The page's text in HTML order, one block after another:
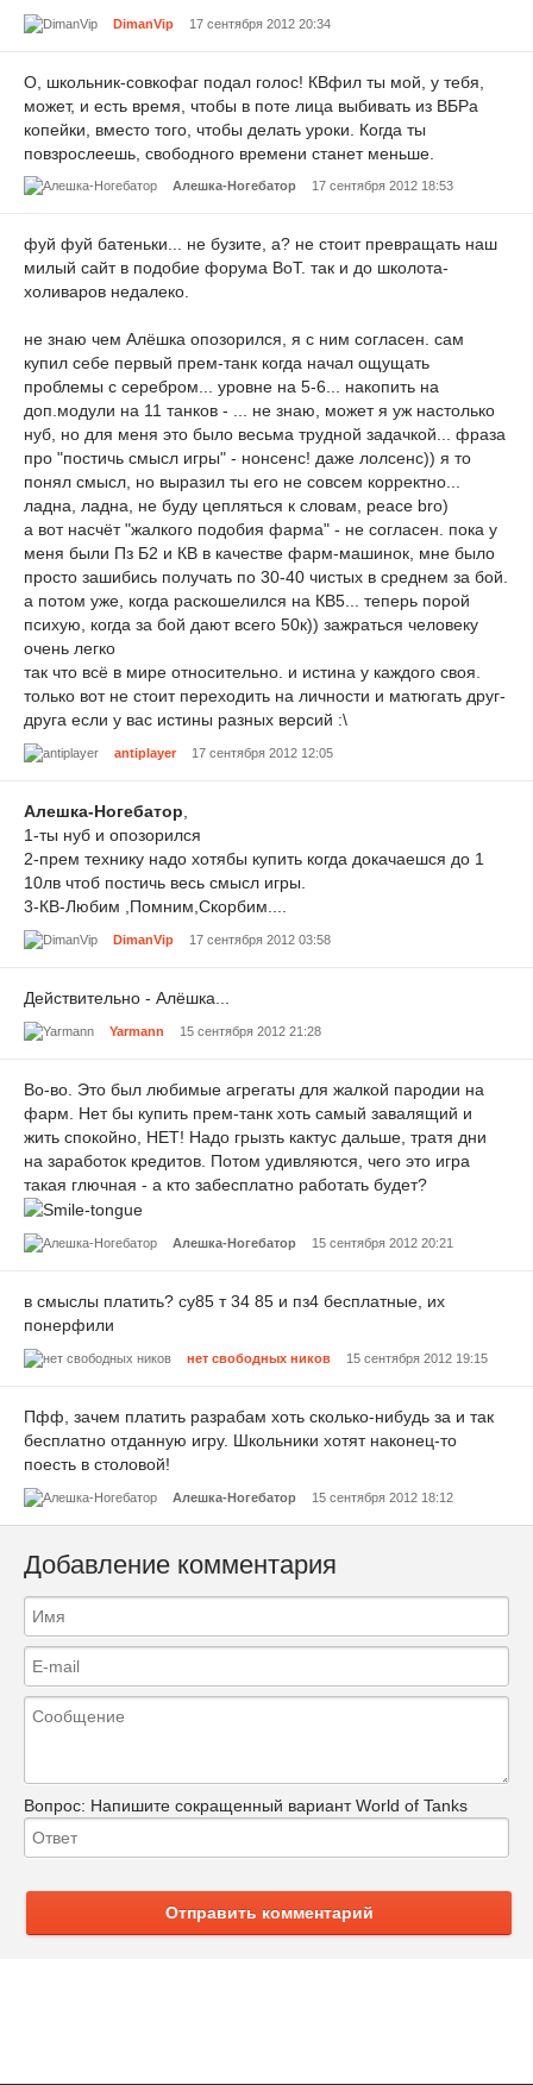
DimanVip 17 сентября 2012 20:34
О, школьник-совкофаг подал голос! КВфил ты мой, у тебя,
может, и есть время, чтобы в поте лица выбивать из ВБРа
копейки, вместо того, чтобы делать уроки. Когда ты
повзрослеешь, свободного времени станет меньше.
Алешка-Ногебатор 17 сентября 2012 18:53
фуй фуй батеньки... не бузите, а? не стоит превращать наш
милый сайт в подобие форума ВоТ. так и до школота-
холиваров недалеко.
не знаю чем Алёшка опозорился, я с ним согласен. сам
купил себе первый прем-танк когда начал ощущать
проблемы с серебром... уровне на 5-6... накопить на
доп.модули на 11 танков - ... не знаю, может я уж настолько
нуб, но для меня это было весьма трудной задачкой... фраза
про "постичь смысл игры" - нонсенс! даже лолсенс)) я то
понял смысл, но выразил ты его не совсем корректно...
ладна, ладна, не буду цепляться к словам, peace bro)
а вот насчёт "жалкого подобия фарма" - не согласен. пока у
меня были Пз Б2 и КВ в качестве фарм-машинок, мне было
просто зашибись получать по 30-40 чистых в среднем за бой.
а потом уже, когда раскошелился на КВ5... теперь порой
психую, когда за бой дают всего 50к)) зажраться человеку
очень легко
так что всё в мире относительно. и истина у каждого своя.
только вот не стоит переходить на личности и матюгать друг-
друга если у вас истины разных версий :\
antiplayer 17 сентября 2012 12:05
Алешка-Ногебатор,
1-ты нуб и опозорился
2-прем технику надо хотябы купить когда докачаешся до 1
10лв чтоб постичь весь смысл игры.
3-КВ-Любим ,Помним,Скорбим....
DimanVip 17 сентября 2012 03:58
Действительно - Алёшка...
Yarmann 15 сентября 2012 21:28
Во-во. Это был любимые агрегаты для жалкой пародии на
фарм. Нет бы купить прем-танк хоть самый завалящий и
жить спокойно, НЕТ! Надо грызть кактус дальше, тратя дни
на заработок кредитов. Потом удивляются, чего это игра
такая глючная - а кто забесплатно работать будет?
Алешка-Ногебатор 15 сентября 2012 20:21
в смыслы платить? су85 т 34 85 и пз4 бесплатные, их
понерфили
нет свободных ников 15 сентября 2012 19:15
Пфф, зачем платить разрабам хоть сколько-нибудь за и так
бесплатно отданную игру. Школьники хотят наконец-то
поесть в столовой!
Алешка-Ногебатор 15 сентября 2012 18:12
Добавление комментария
Вопрос: Напишите сокращенный вариант World of Tanks
Отправить комментарий